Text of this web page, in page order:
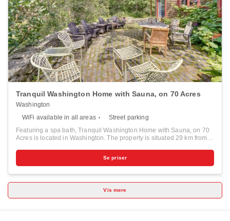
Tranquil Washington Home with Sauna, on 70 Acres
Washington
WiFi available in all areas
Street parking
Featuring a spa bath, Tranquil Washington Home with Sauna, on 70
Acres is located in Washington. The property is situated 29 km from
Norman Rockwell Museum. Free WiFi is available throughout the
property and Cranwell Spa & Golf Club is 25 km away. The spacious
equipped kitchen that provides guests with a dishwasher, an oven, a
washing machine, a microwave and a fridge. Towels and bed linen
are provided in the holiday home. For added privacy, the
accommodation features a private entrance. The nearest airport is
Se priser
Vis mere